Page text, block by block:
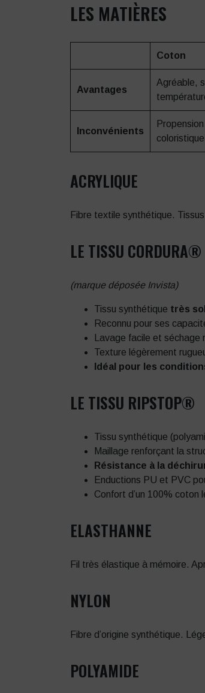
LES MATIÈRES
Coton
Avantages
Agréable,
Inconvénients
ACRYLIQUE
Fibre textile synthétique.
LE TISSU CORDURA®
(marque déposée Invista)
Tissu synthétique très
Reconnu pour ses
Lavage facile et séchage
Texture légèrement
Idéal pour les
LE TISSU RIPSTOP®
Tissu synthétique
Maillage renforçant la
Résistance à la
Enductions PU et PVC
Confort d’un 100% coton
ELASTHANNE
Fil très élastique à mémoire.
NYLON
Fibre d’origine synthétique.
POLYAMIDE